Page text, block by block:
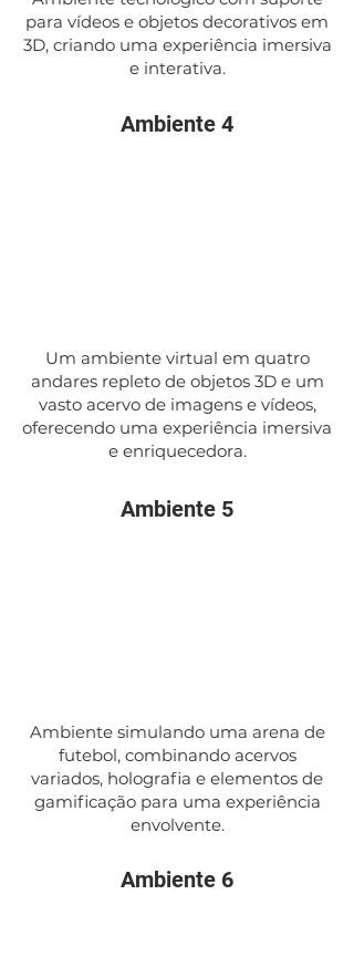
para vídeos e objetos decorativos em
3D, criando uma experiência imersiva
e interativa.
Ambiente 4
Um ambiente virtual em quatro
andares repleto de objetos 3D e um
vasto acervo de imagens e vídeos,
oferecendo uma experiência imersiva
e enriquecedora.
Ambiente 5
Ambiente simulando uma arena de
futebol, combinando acervos
variados, holografia e elementos de
gamificação para uma experiência
envolvente.
Ambiente 6